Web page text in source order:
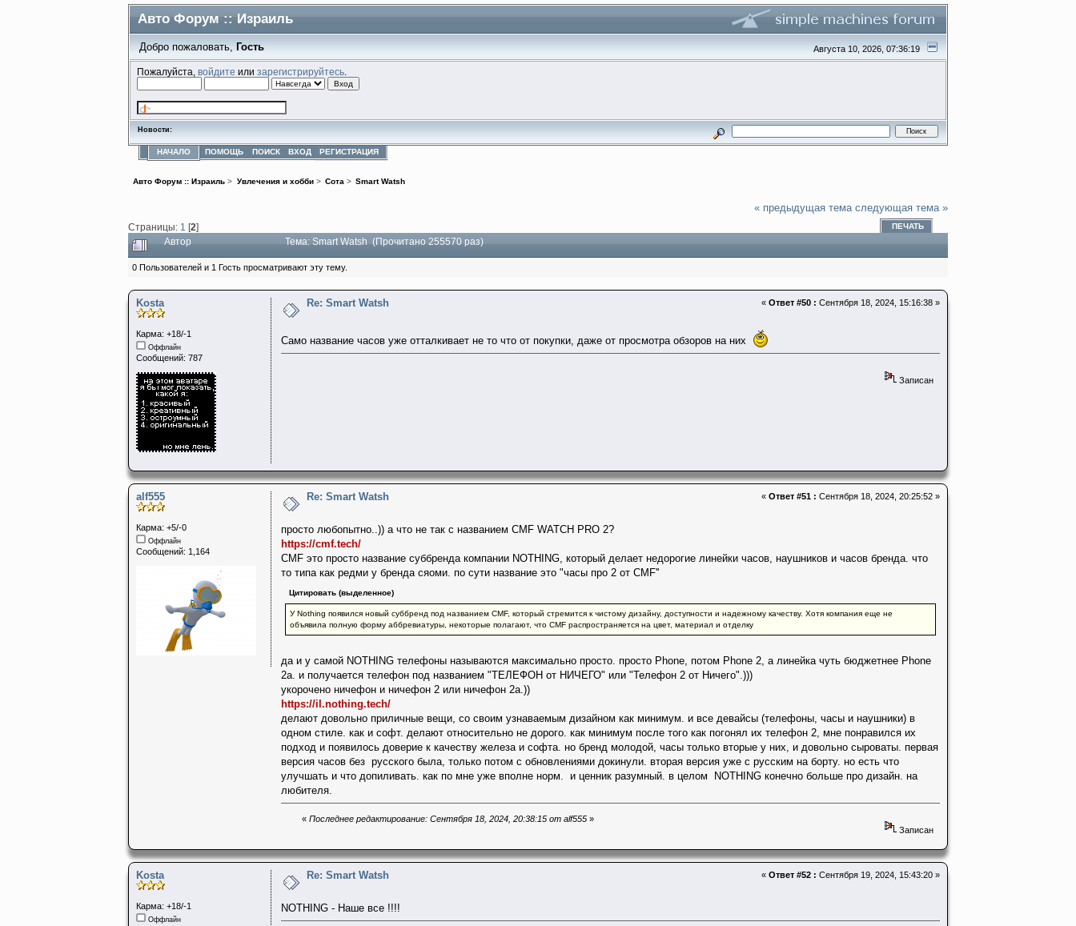
Авто Форум :: Израиль
Августа 10, 2026, 07:36:19
Добро пожаловать, Гость
Пожалуйста,войдите илизарегистрируйтесь
Новости:
НАЧАЛО ПОМОЩЬ ПОИСК ВХОД РЕГИСТРАЦИЯ
Авто Форум :: Израиль > Увлечения и хобби> Сота> Smart Watsh
« предыдущая тема следующая тема »
Страницы: 1 [2] ПЕЧАТЬ
Автор Тема: Smart Watsh (Прочитано 255570 раз)
0 Пользователей и 1 Гость просматривают эту тему.
Kosta
Карма: +18/-1
Оффлайн
Сообщений: 787
Re: Smart Watsh « Ответ #50 : Сентября 18, 2024, 15:16:38 »
Само название часов уже отталкивает не то что от покупки, даже от просмотра обзоров на них
Записан
alf555
Карма: +5/-0
Оффлайн
Сообщений: 1,164
Re: Smart Watsh « Ответ #51 : Сентября 18, 2024, 20:25:52 »
просто любопытно..)) а что не так с названием CMF WATCH PRO 2?
https://cmf.tech/
CMF это просто название суббренда компании NOTHING, который делает недорогие линейки часов, наушников и часов бренда. что
то типа как редми у бренда сяоми. по сути название это "часы про 2 от CMF''
Цитировать (выделенное)
У Nothing появился новый суббренд под названием CMF, который стремится к чистому дизайну, доступности и надежному качеству. Хотя компания еще не
объявила полную форму аббревиатуры, некоторые полагают, что CMF распространяется на цвет, материал и отделку
да и у самой NOTHING телефоны называются максимально просто. просто Phone, потом Phone 2, а линейка чуть бюджетнее Phone
2а. и получается телефон под названием "ТЕЛЕФОН от НИЧЕГО" или "Телефон 2 от Ничего".)))
укорочено ничефон и ничефон 2 или ничефон 2а.))
https://il.nothing.tech/
делают довольно приличные вещи, со своим узнаваемым дизайном как минимум. и все девайсы (телефоны, часы и наушники) в
одном стиле. как и софт. делают относительно не дорого. как минимум после того как погонял их телефон 2, мне понравился их
подход и появилось доверие к качеству железа и софта. но бренд молодой, часы только вторые у них, и довольно сыроваты. первая
версия часов без русского была, только потом с обновлениями докинули. вторая версия уже с русским на борту. но есть что
улучшать и что допиливать. как по мне уже вполне норм. и ценник разумный. в целом NOTHING конечно больше про дизайн. на
любителя.
« Последнее редактирование: Сентября 18, 2024, 20:38:15 от alf555»
Записан
Kosta
Карма: +18/-1
Оффлайн
Re: Smart Watsh « Ответ #52 : Сентября 19, 2024, 15:43:20 »
NOTHING - Наше все !!!!